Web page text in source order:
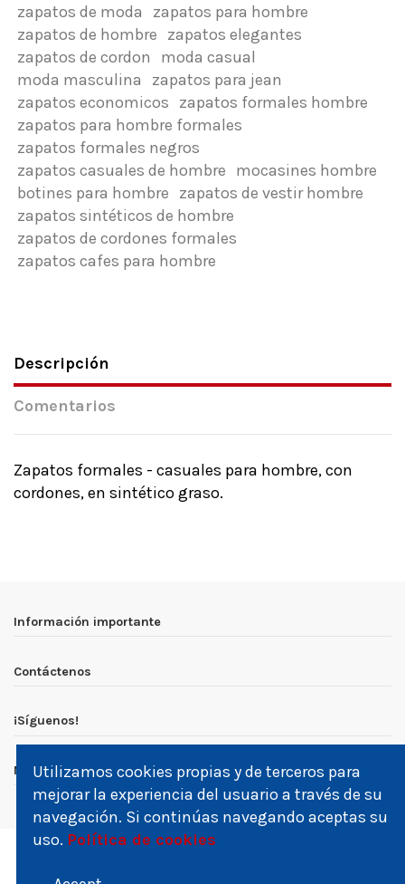
zapatos de moda
zapatos para hombre
zapatos de hombre zapatos elegantes
zapatos de cordon
moda casual
moda masculina
zapatos para jean
zapatos economicos zapatos formales hombre
zapatos para hombre formales
zapatos formales negros
zapatos casuales de hombre mocasines hombre
botines para hombre zapatos de vestir hombre
zapatos sintéticos de hombre
zapatos de cordones formales
zapatos cafes para hombre
Descripción
Comentarios
Zapatos formales - casuales para hombre, con
cordones, en sintético graso.
Información importante
Contáctenos
¡Síguenos!
Newsletter
Utilizamos cookies propias y de terceros para
mejorar la experiencia del usuario a través de su
navegación. Si continúas navegando aceptas su
uso. Política de cookies